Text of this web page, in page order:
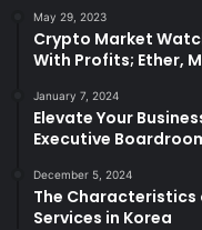
May 29, 2023
Crypto Market
With Profits; Ether,
January 7, 2024
Elevate Your
Executive
December 5, 2024
The
Services in Korea